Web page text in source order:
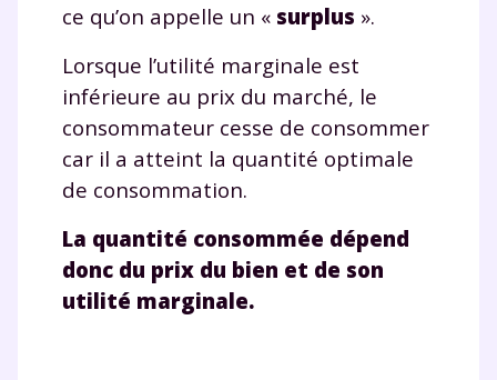
ce qu’on appelle un « surplus ».
Lorsque l’utilité marginale est
inférieure au prix du marché, le
consommateur cesse de consommer
car il a atteint la quantité optimale
de consommation.
La quantité consommée dépend
donc du prix du bien et de son
utilité marginale.